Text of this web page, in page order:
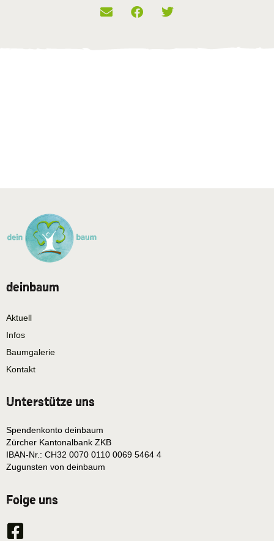
deinbaum
Aktuell
Infos
Baumgalerie
Kontakt
Unterstütze uns
Spendenkonto deinbaum
Zürcher Kantonalbank ZKB
IBAN-Nr.: CH32 0070 0110 0069 5464 4
Zugunsten von deinbaum
Folge uns